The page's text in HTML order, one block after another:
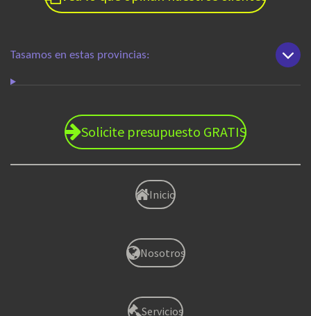
Tasamos en estas provincias:
Solicite presupuesto GRATIS
Inicio
Nosotros
Servicios